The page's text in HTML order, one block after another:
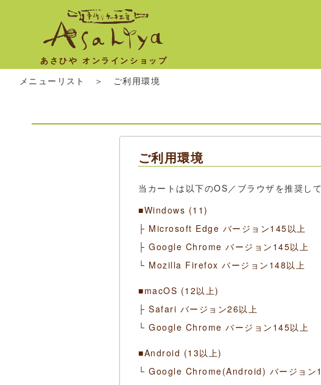
あさひや オンラインショップ
メニューリスト ＞ ご利用環境
ご利用環境
当カートは以下のOS／ブラウザを推奨して
■Windows (11)
├ Microsoft Edge バージョン145以上
├ Google Chrome バージョン145以上
└ Mozilla Firefox バージョン148以上
■macOS (12以上)
├ Safari バージョン26以上
└ Google Chrome バージョン145以上
■Android (13以上)
└ Google Chrome(Android) バージョン